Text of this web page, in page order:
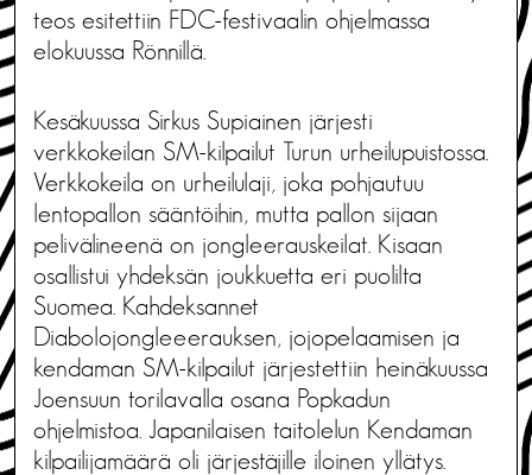
teos esitettiin FDC-festivaalin ohjelmassa
elokuussa Rönnillä.
Kesäkuussa Sirkus Supiainen järjesti
verkkokeilan SM-kilpailut Turun urheilupuistossa.
Verkkokeila on urheilulaji, joka pohjautuu
lentopallon sääntöihin, mutta pallon sijaan
pelivälineenä on jongleerauskeilat. Kisaan
osallistui yhdeksän joukkuetta eri puolilta
Suomea. Kahdeksannet
Diabolojongleeerauksen, jojopelaamisen ja
kendaman SM-kilpailut järjestettiin heinäkuussa
Joensuun torilavalla osana Popkadun
ohjelmistoa. Japanilaisen taitolelun Kendaman
kilpailijamäärä oli järjestäjille iloinen yllätys.